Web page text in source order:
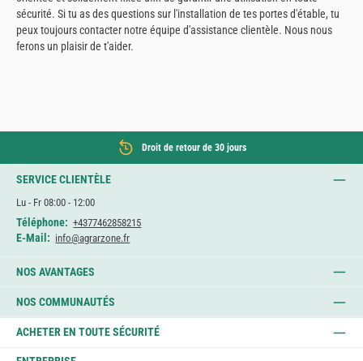
sécurité. Si tu as des questions sur l'installation de tes portes d'étable, tu
peux toujours contacter notre équipe d'assistance clientèle. Nous nous
ferons un plaisir de t'aider.
Droit de retour de 30 jours
SERVICE CLIENTÈLE
Lu - Fr 08:00 - 12:00
Téléphone: +4377462858215
E-Mail: info@agrarzone.fr
NOS AVANTAGES
NOS COMMUNAUTÉS
ACHETER EN TOUTE SÉCURITÉ